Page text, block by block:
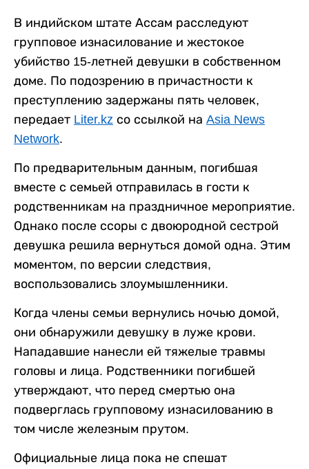
В индийском штате Ассам расследуют
групповое изнасилование и жестокое
убийство 15-летней девушки в собственном
доме. По подозрению в причастности к
преступлению задержаны пять человек,
передает Liter.kz со ссылкой на Asia News
Network.
По предварительным данным, погибшая
вместе с семьей отправилась в гости к
родственникам на праздничное мероприятие.
Однако после ссоры с двоюродной сестрой
девушка решила вернуться домой одна. Этим
моментом, по версии следствия,
воспользовались злоумышленники.
Когда члены семьи вернулись ночью домой,
они обнаружили девушку в луже крови.
Нападавшие нанесли ей тяжелые травмы
головы и лица. Родственники погибшей
утверждают, что перед смертью она
подверглась групповому изнасилованию в
том числе железным прутом.
Официальные лица пока не спешат